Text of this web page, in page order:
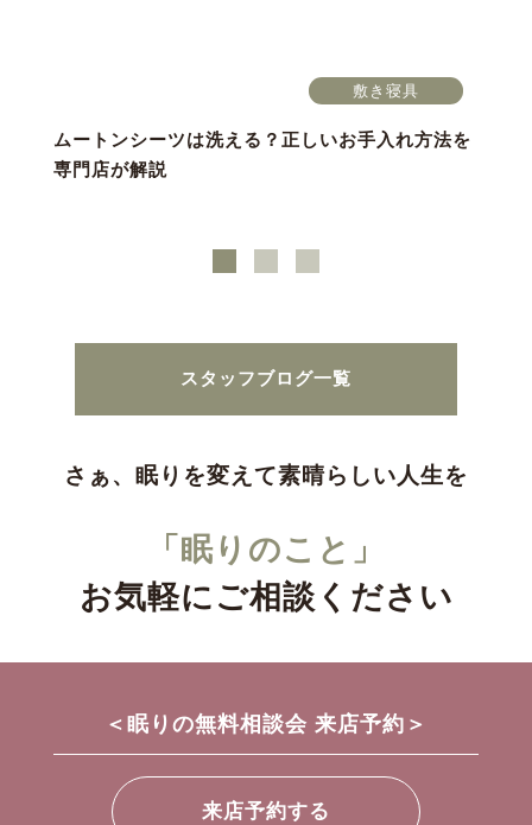
敷き寝具
ムートンシーツは洗える？正しいお手入れ方法を
専門店が解説
スタッフブログ一覧
さぁ、眠りを変えて素晴らしい人生を
「眠りのこと」
お気軽にご相談ください
＜眠りの無料相談会 来店予約＞
来店予約する